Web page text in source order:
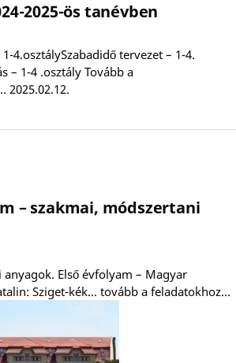
2025-ös tanévben
4.osztálySzabadidő tervezet – 1-4.
– 1-4 .osztály Tovább a
2025.02.12.
– szakmai, módszertani
Első évfolyam – Magyar
Sziget-kék… tovább a feladatokhoz…